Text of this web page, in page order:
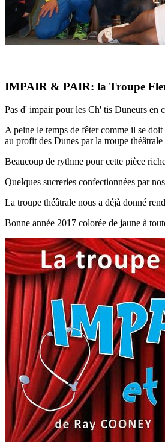
IMPAIR & PAIR: la Troupe
Pas d' impair pour les Ch' tis Duneurs en
A peine le temps de fêter comme il se
au profit des Dunes par la troupe
Beaucoup de rythme pour cette pièce
Quelques sucreries confectionnées par
La troupe théâtrale nous a déjà donné
Bonne année 2017 colorée de jaune à